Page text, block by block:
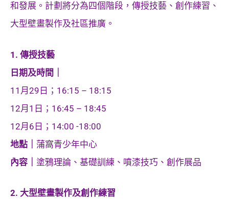
和發展。計劃將分為四個階段，傳授技藝、創作練習、
大型壁畫製作及社區推廣。
1. 傳授技藝
日期及時間｜
11月29日；16:15 – 18:15
12月1日；16:45 – 18:45
12月6日；14:00 -18:00
地點｜ 蒲窩青少年中心
內容｜ 塗鴉理論、基礎訓練、噴漆技巧、創作展品
2. 大型壁畫製作及創作練習